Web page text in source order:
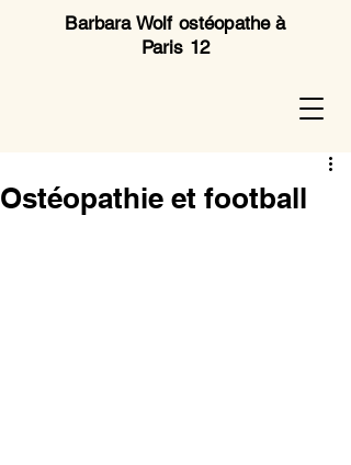
Barbara Wolf ostéopathe à
Paris 12
Ostéopathie et football